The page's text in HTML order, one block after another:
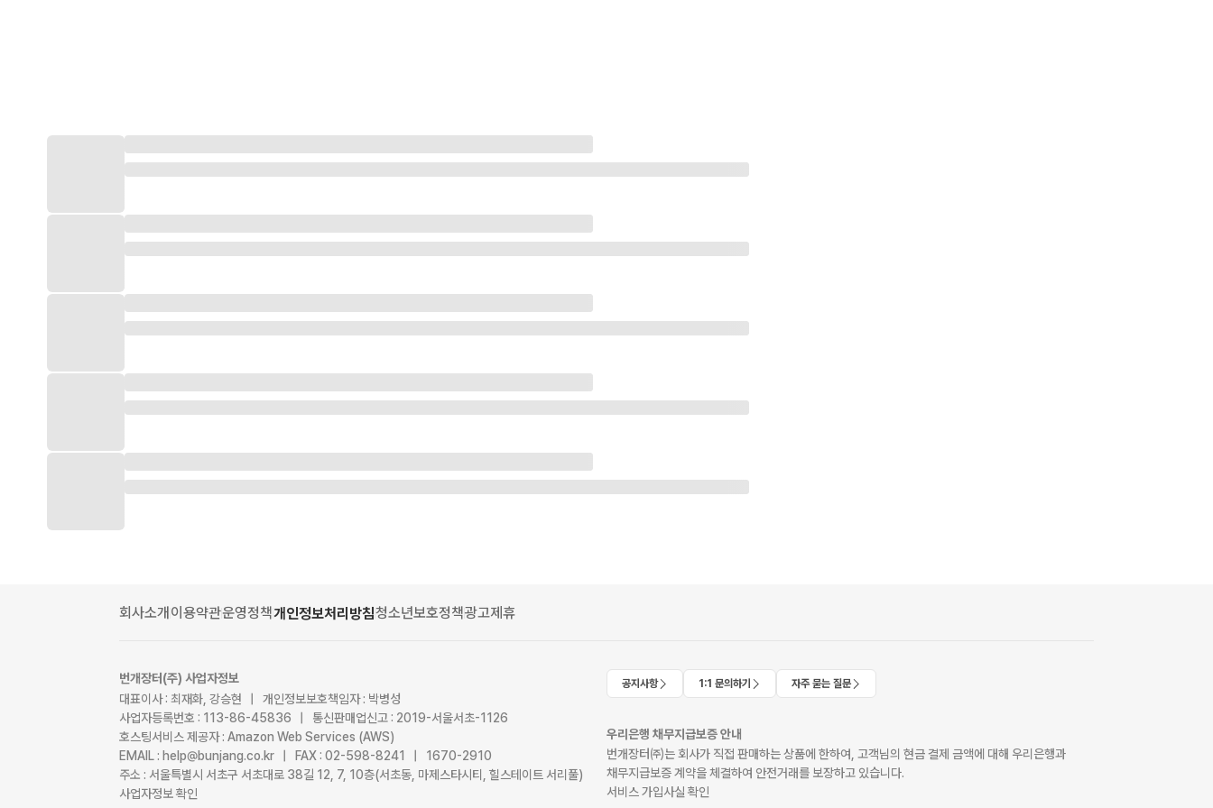
회사소개 이용약관운영정책개인정보처리방침청소년보호정책광고제휴
번개장터(주) 사업자정보
대표이사 : 최재화, 강승현 | 개인정보보호책임자 : 박병성
사업자등록번호 : 113-86-45836 | 통신판매업신고 : 2019-서울서초-1126
호스팅서비스 제공자 : Amazon Web Services (AWS)
EMAIL : help@bunjang.co.kr | FAX : 02-598-8241 | 1670-2910
주소 : 서울특별시 서초구 서초대로 38길 12, 7, 10층(서초동, 마제스타시티, 힐스테이트 서리풀)
사업자정보 확인
공지사항 1:1 문의하기 자주 묻는 질문
우리은행 채무지급보증 안내
번개장터㈜는 회사가 직접 판매하는 상품에 한하여, 고객님의 현금 결제 금액에 대해 우리은행과
채무지급보증 계약을 체결하여 안전거래를 보장하고 있습니다.
서비스 가입사실 확인